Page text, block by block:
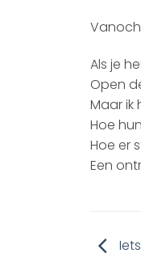
Als je
Open
Maar ik
Hoe
Hoe er
Een